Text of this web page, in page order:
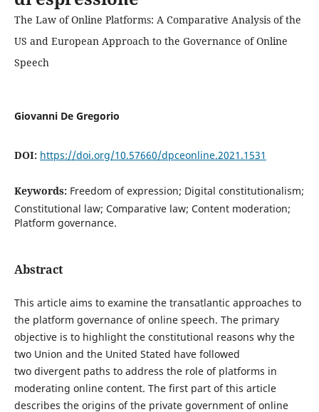
The Law of Online Platforms: A Comparative Analysis of the
US and European Approach to the Governance of Online
Speech
Giovanni De Gregorio
DOI: https://doi.org/10.57660/dpceonline.2021.1531
Keywords: Freedom of expression; Digital constitutionalism;
Constitutional law; Comparative law; Content moderation;
Platform governance.
Abstract
This article aims to examine the transatlantic approaches to
the platform governance of online speech. The primary
objective is to highlight the constitutional reasons why the
two Union and the United Stated have followed
two divergent paths to address the role of platforms in
moderating online content. The first part of this article
describes the origins of the private government of online